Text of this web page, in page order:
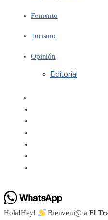
Fomento
Turismo
Opinión
Editorial
Hola!Hey! Bienveni@ aEl